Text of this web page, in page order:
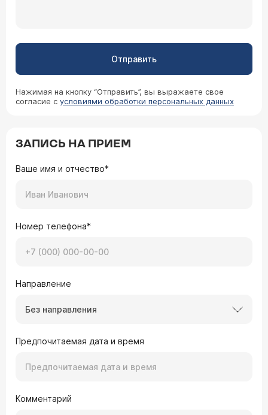
Отправить
Нажимая на кнопку “Отправить”, вы выражаете свое
согласие с условиями обработки персональных данных
ЗАПИСЬ НА ПРИЕМ
Ваше имя и отчество*
Номер телефона*
Направление
Без направления
Предпочитаемая дата и время
Комментарий